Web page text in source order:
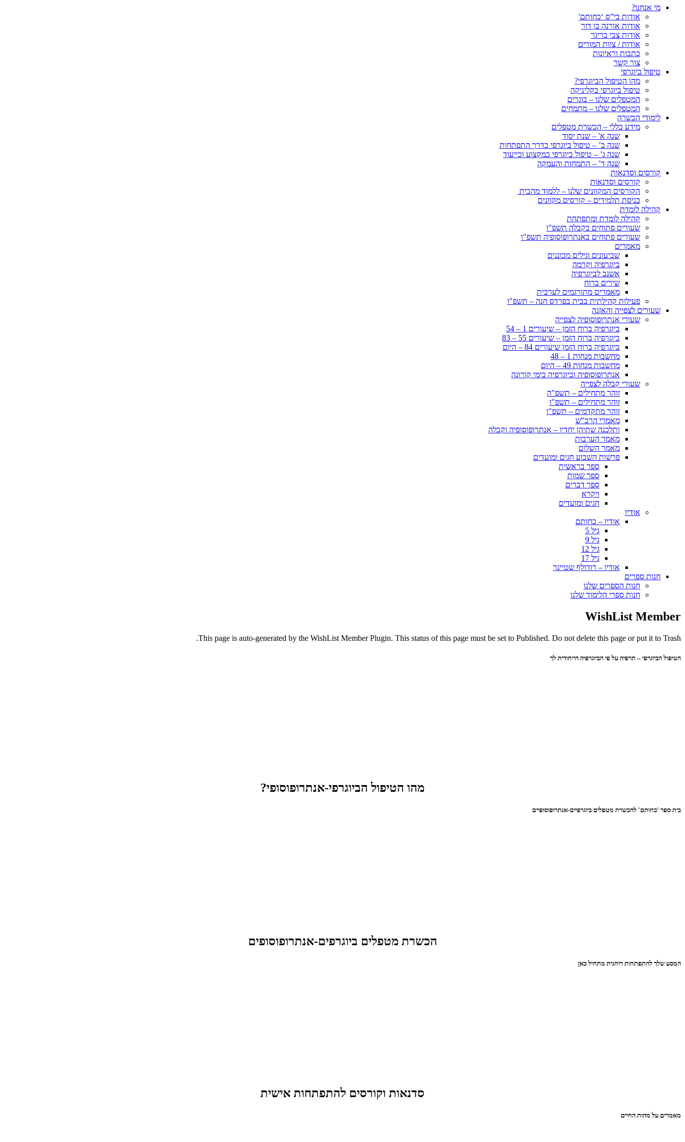
מי אנחנו?
אודות בי”ס ‘כחותם'
אודות אורנה בן דור
אודות צבי בריגר
אודות / צוות המורים
כתבות וראיונות
צור קשר
טיפול ביוגרפי
מהו הטיפול הביוגרפי?
טיפול ביוגרפי בקליניקה
המטפלים שלנו – בוגרים
המטפלים שלנו – מתמחים
לימודי הכשרה
מידע כללי – הכשרת מטפלים
שנה א' – שנת יסוד
שנה ב’ – טיפול ביוגרפי כדרך התפתחות
שנה ג’ – טיפול ביוגרפי כמקצוע וכייעוד
שנה ד’ – התמחות והעמקה
קורסים וסדנאות
קורסים וסדנאות
הקורסים המקוונים שלנו – ללמוד מהבית
כניסת תלמידים – קורסים מקוונים
קהילה לומדת
קהילה לומדת ומתפתחת
שעורים פתוחים בקבלה תשפ"ו
שעורים פתוחים באנתרופוסופיה תשפ"ו
מאמרים
שביעונים וגילים מכוננים
ביוגרפיה וקרמה
אשנב לביוגרפיה
שירים ברוח
מאמרים מתורגמים לערבית
פעילות קהילתית בבית בפרדס חנה – תשפ"ו
שעורים לצפייה והאזנה
שעורי אנתרופוסופיה לצפייה
ביוגרפיה ברוח הזמן – שיעורים 1 – 54
ביוגרפיה ברוח הזמן – שיעורים 55 – 83
ביוגרפיה ברוח הזמן שיעורים 84 – היום
מחשבות מנחות 1 – 48
מחשבות מנחות 49 – היום
אנתרופוסופיה וביוגרפיה בימי קורונה
שעורי קבלה לצפייה
זוהר מתחילים – תשפ"ה
זוהר מתחילים – תשפ"ו
זוהר מתקדמים – תשפ"ו
מאמרי הרב"ש
ותלכנה שתיהן יחדיו – אנתרופוסופיה וקבלה
מאמר הערבות
מאמר השלום
פרשות השבוע חגים ומועדים
ספר בראשית
ספר שמות
ספר דברים
ויקרא
חגים ומועדים
אודיו
אודיו – כחותם
גיל 5
גיל 9
גיל 12
גיל 17
אודיו – רודולף שטיינר
חנות ספרים
חנות הספרים שלנו
חנות ספרי הלימוד שלנו
WishList Member
This page is auto-generated by the WishList Member Plugin. This status of this page must be set to Published. Do not delete this page or put it to Trash.
הטיפול הביוגרפי – תרפיה על פי הביוגרפיה הייחודית לך
מהו הטיפול הביוגרפי-אנתרופוסופי?
בית ספר 'כחותם' להכשרת מטפלים ביוגרפיים-אנתרופוסופיים
הכשרת מטפלים ביוגרפים-אנתרופוסופים
המסע שלך להתפתחות רוחנית מתחיל כאן
סדנאות וקורסים להתפתחות אישית
מאמרים על מהות החיים